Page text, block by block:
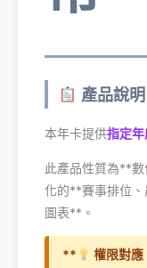
產品說明
本年卡提供指定
此產品性質為**
化的**賽事排位
圖表**。
**
權限對應